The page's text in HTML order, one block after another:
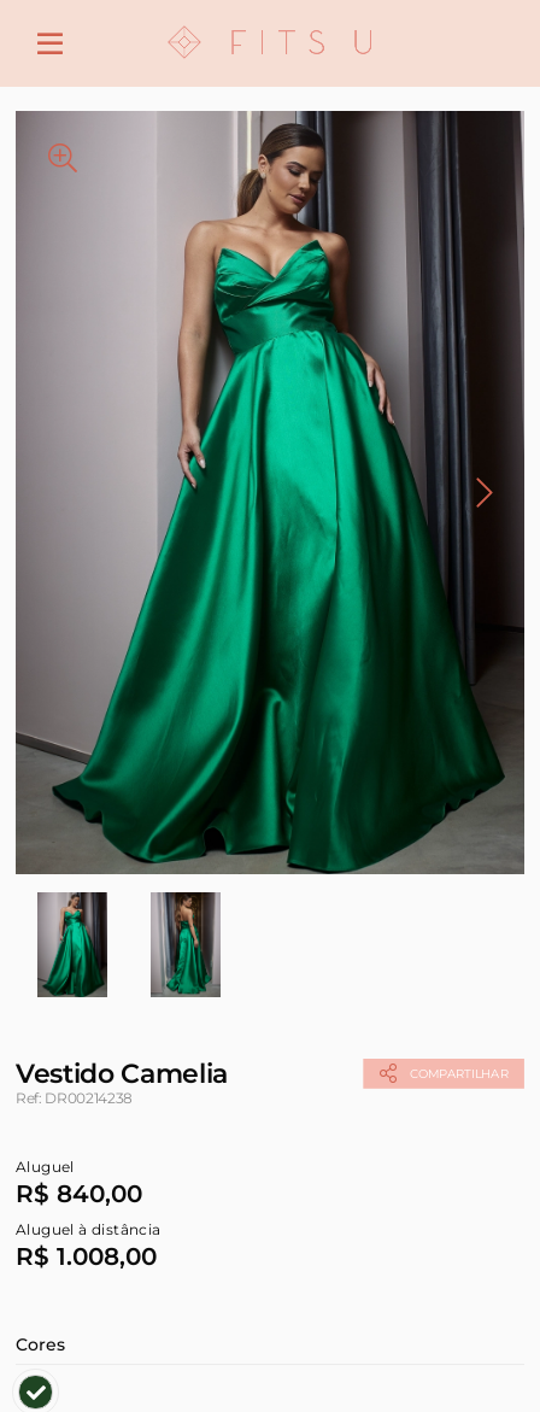
CRIAR NOVA CONTA
COMPARTILHAR
Vestido Camelia
Ref: DR00214238
Aluguel
R$ 840,00
Aluguel à distância
R$ 1.008,00
Cores